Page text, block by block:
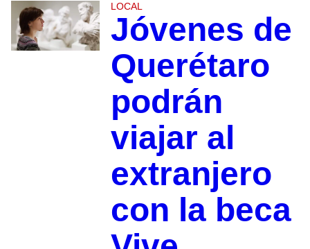
LOCAL
Jóvenes de
Querétaro
podrán
viajar al
extranjero
con la beca